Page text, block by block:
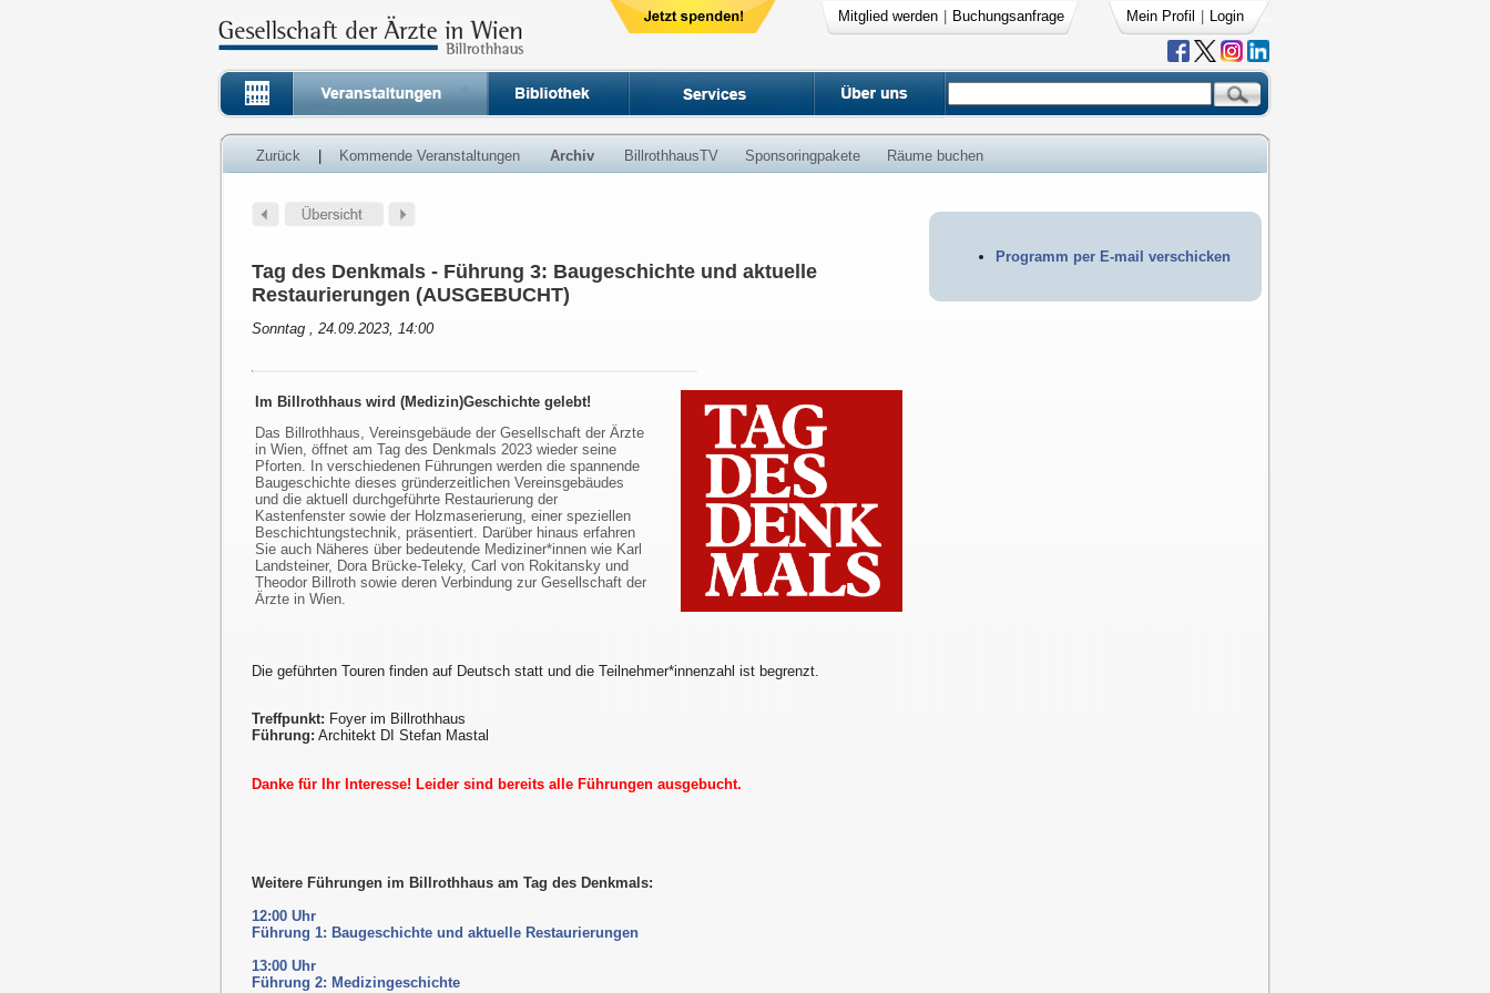
Mitglied werden Buchungsanfrage Mein Profil Login
Zurück Kommende Veranstaltungen Archiv BillrothhausTV Sponsoringpakete Räume buchen
Programm per E-mail verschicken
Tag des Denkmals - Führung 3: Baugeschichte und aktuelle
Restaurierungen (AUSGEBUCHT)
Sonntag , 24.09.2023, 14:00
Im Billrothhaus wird (Medizin)Geschichte gelebt!
Das Billrothhaus, Vereinsgebäude der Gesellschaft der Ärzte
in Wien, öffnet am Tag des Denkmals 2023 wieder seine
Pforten. In verschiedenen Führungen werden die spannende
Baugeschichte dieses gründerzeitlichen Vereinsgebäudes
und die aktuell durchgeführte Restaurierung der
Kastenfenster sowie der Holzmaserierung, einer speziellen
Beschichtungstechnik, präsentiert. Darüber hinaus erfahren
Sie auch Näheres über bedeutende Mediziner*innen wie Karl
Landsteiner, Dora Brücke-Teleky, Carl von Rokitansky und
Theodor Billroth sowie deren Verbindung zur Gesellschaft der
Ärzte in Wien.
Die geführten Touren finden auf Deutsch statt und die Teilnehmer*innenzahl ist begrenzt.
Treffpunkt: Foyer im Billrothhaus
Führung: Architekt DI Stefan Mastal
Danke für Ihr Interesse! Leider sind bereits alle Führungen ausgebucht.
Weitere Führungen im Billrothhaus am Tag des Denkmals:
12:00 Uhr
Führung 1: Baugeschichte und aktuelle Restaurierungen
13:00 Uhr
Führung 2: Medizingeschichte